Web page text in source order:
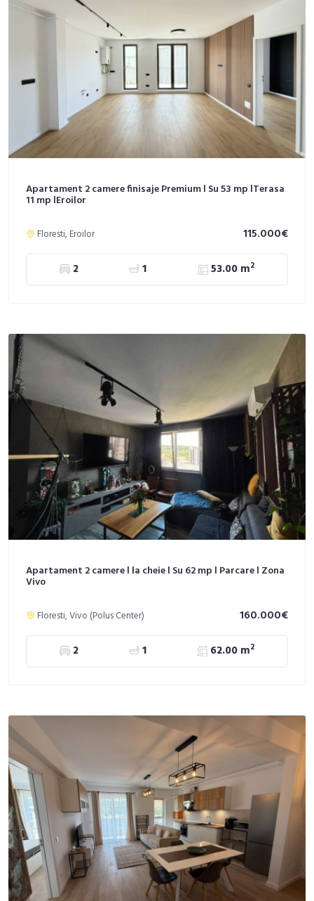
Apartament 2 camere finisaje Premium l Su 53 mp lTerasa
11 mp lEroilor
Floresti, Eroilor 115.000€
2 1 53.00 m2
Apartament 2 camere l la cheie l Su 62 mp l Parcare l Zona
Vivo
Floresti, Vivo (Polus Center) 160.000€
2 1 62.00 m2